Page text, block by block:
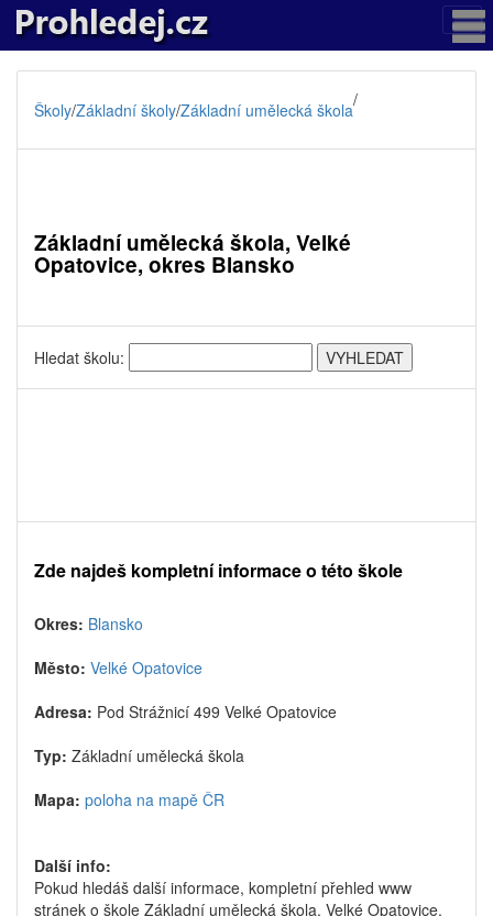
Školy/Základní školy/Základní umělecká škola/
Základní umělecká škola, Velké
Opatovice, okres Blansko
Hledat školu:
Zde najdeš kompletní informace o této škole
Okres: Blansko
Město: Velké Opatovice
Adresa: Pod Strážnicí 499 Velké Opatovice
Typ: Základní umělecká škola
Mapa: poloha na mapě ČR
Další info:
Pokud hledáš další informace, kompletní přehled www
stránek o škole Základní umělecká škola, Velké Opatovice,